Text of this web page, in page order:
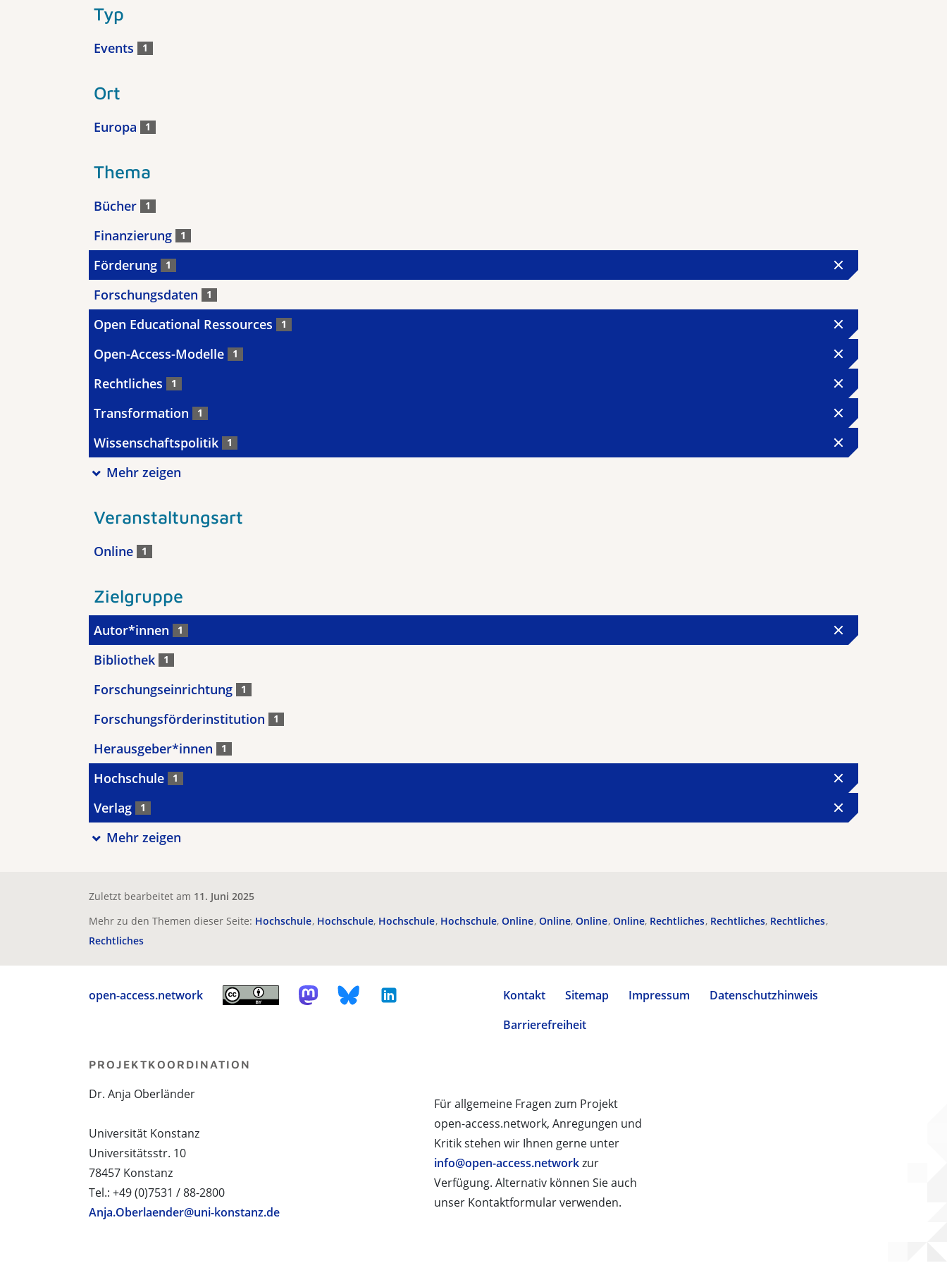
Typ
Events 1
Ort
Europa 1
Thema
Bücher 1
Finanzierung 1
Förderung 1
Forschungsdaten 1
Open Educational Ressources 1
Open-Access-Modelle 1
Rechtliches 1
Transformation 1
Wissenschaftspolitik 1
Mehr zeigen
Veranstaltungsart
Online 1
Zielgruppe
Autor*innen 1
Bibliothek 1
Forschungseinrichtung 1
Forschungsförderinstitution 1
Herausgeber*innen 1
Hochschule 1
Verlag 1
Mehr zeigen
Zuletzt bearbeitet am 11. Juni 2025
Mehr zu den Themen dieser Seite: Hochschule Hochschule Hochschule Hochschule Online Online Online Online Rechtliches Rechtliches Rechtliches
Rechtliches
open-access.network Kontakt Sitemap Impressum
Datenschutzhinweis
Barrierefreiheit
Für allgemeine Fragen zum Projekt
open-access.network, Anregungen und
Kritik stehen wir Ihnen gerne unter
info@open-access.networkzur
Verfügung. Alternativ können Sie auch
unser Kontaktformular verwenden.
PROJEKTKOORDINATION
Dr. Anja Oberländer
Universität Konstanz
Universitätsstr. 10
78457 Konstanz
Tel.: +49 (0)7531 / 88-2800
Anja.Oberlaender@uni-konstanz.de